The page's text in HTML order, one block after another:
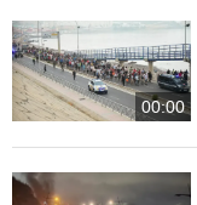
00:00